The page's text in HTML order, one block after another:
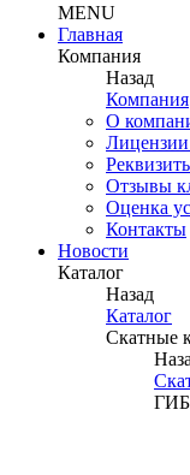
MENU
Главная
Компания
Назад
Компания
О
Отзывы
Оценка
Контакты
Новости
Каталог
Назад
Каталог
Скатные